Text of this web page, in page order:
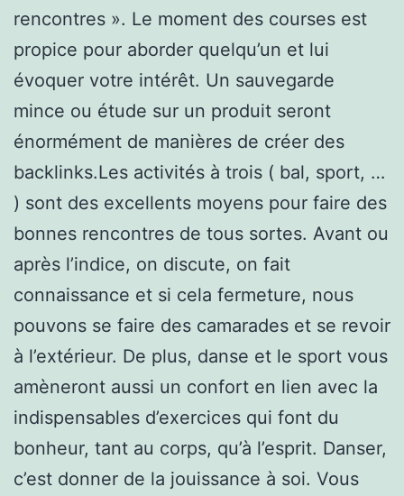
rencontres ». Le moment des courses est
propice pour aborder quelqu’un et lui
évoquer votre intérêt. Un sauvegarde
mince ou étude sur un produit seront
énormément de manières de créer des
backlinks.Les activités à trois ( bal, sport, …
) sont des excellents moyens pour faire des
bonnes rencontres de tous sortes. Avant ou
après l’indice, on discute, on fait
connaissance et si cela fermeture, nous
pouvons se faire des camarades et se revoir
à l’extérieur. De plus, danse et le sport vous
amèneront aussi un confort en lien avec la
indispensables d’exercices qui font du
bonheur, tant au corps, qu’à l’esprit. Danser,
c’est donner de la jouissance à soi. Vous